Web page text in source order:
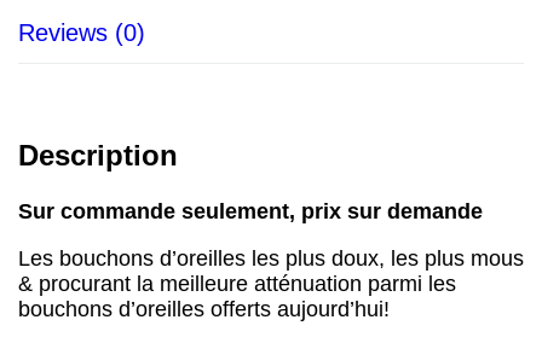
Reviews (0)
Description
Sur commande seulement, prix sur demande
Les bouchons d’oreilles les plus doux, les plus mous
& procurant la meilleure atténuation parmi les
bouchons d’oreilles offerts aujourd’hui!